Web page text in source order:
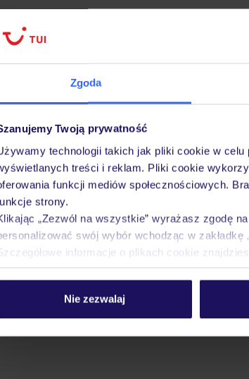
Zgoda
Twoją prywatność
technologii takich jak pliki cookie w
treści i reklam. Pliki cookie
funkcji mediów społecznościowych.
strony.
„Zezwól na wszystkie” wyrażasz zgodę
swój wybór wchodząc w zakładkę
informacje o plikach cookie
Nie zezwalaj